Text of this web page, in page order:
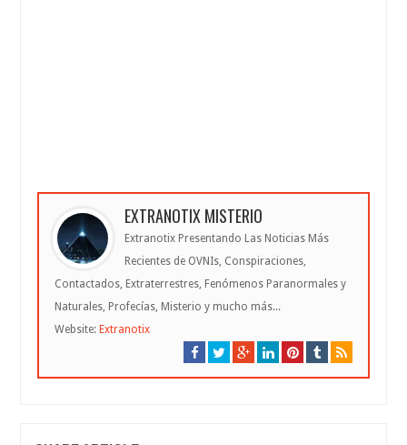
EXTRANOTIX MISTERIO
Extranotix Presentando Las Noticias Más
Recientes de OVNIs, Conspiraciones,
Contactados, Extraterrestres, Fenómenos Paranormales y
Naturales, Profecías, Misterio y mucho más...
Website: Extranotix